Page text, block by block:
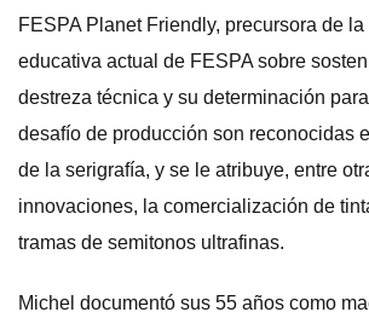
FESPA Planet Friendly, precursora de
educativa actual de FESPA sobre
destreza técnica y su determinación
desafío de producción son reconocidas
de la serigrafía, y se le atribuye, entre
innovaciones, la comercialización de
tramas de semitonos ultrafinas.
Michel documentó sus 55 años como